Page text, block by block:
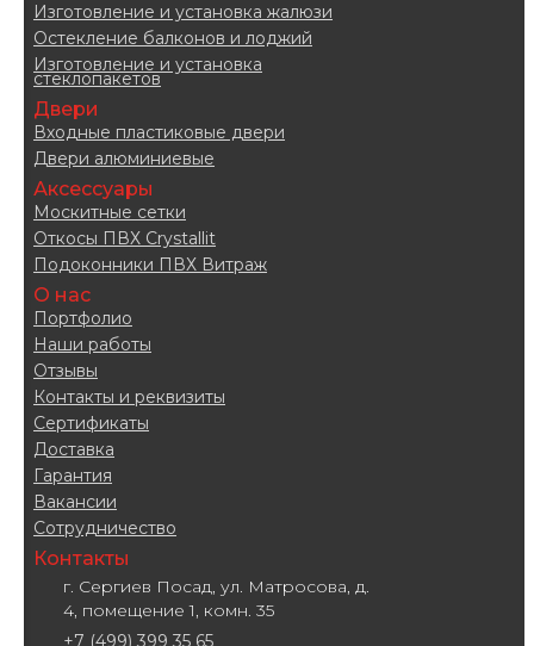
Изготовление и установка жалюзи
Остекление балконов и лоджий
Изготовление и установка
стеклопакетов
Двери
Входные пластиковые двери
Двери алюминиевые
Аксессуары
Москитные сетки
Откосы ПВХ Crystallit
Подоконники ПВХ Витраж
О нас
Портфолио
Наши работы
Отзывы
Контакты и реквизиты
Сертификаты
Доставка
Гарантия
Вакансии
Сотрудничество
Контакты
г. Сергиев Посад, ул. Матросова, д.
4, помещение 1, комн. 35
+7 (499) 399 35 65